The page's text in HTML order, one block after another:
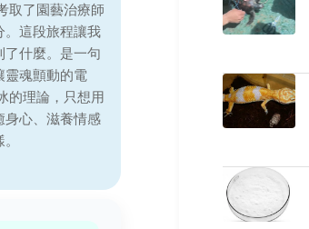
取了園藝治療師
。這段旅程讓我
了什麼。是一句
靈魂顫動的電
的理論，只想用
身心、滋養情感